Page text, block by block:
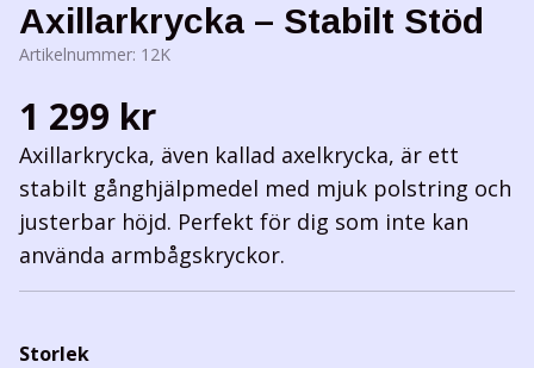
Axillarkrycka – Stabilt Stöd
Artikelnummer: 12K
1 299 kr
Axillarkrycka, även kallad axelkrycka, är ett
stabilt gånghjälpmedel med mjuk polstring och
justerbar höjd. Perfekt för dig som inte kan
använda armbågskryckor.
Storlek